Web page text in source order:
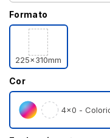
Formato
225x310mm
Cor
4×0 -